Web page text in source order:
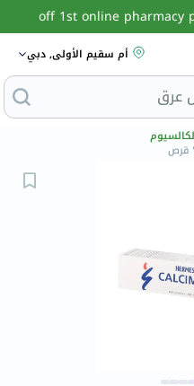
أم سقيم الأولى, دبي
ع